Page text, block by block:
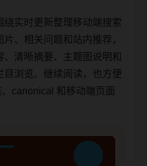
绕实时更新整理移动端搜索
、相关问题和站内推荐，
清晰摘要、主题图说明和
目浏览、继续阅读，也方便
canonical 和移动端页面